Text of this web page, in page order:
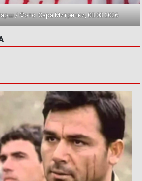
/ Фото: Сара Митрички, 08.03.2026